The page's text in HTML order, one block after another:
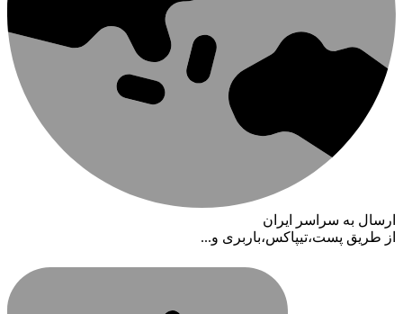
ارسال به سراسر ایران
از طریق پست،تیپاکس،باربری و...